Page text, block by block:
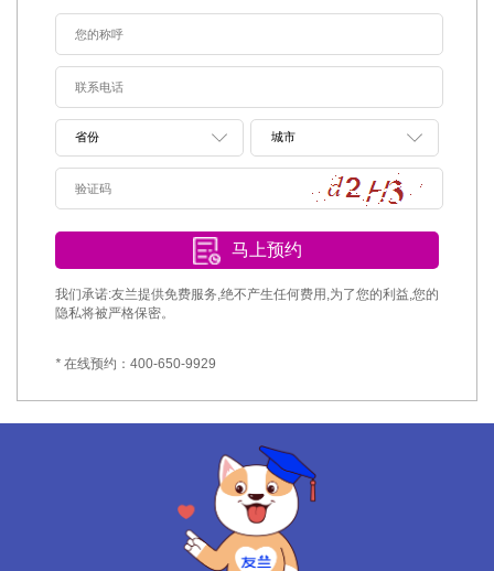
马上预约
我们承诺:友兰提供免费服务,绝不产生任何费用,为了您的利益,您的
隐私将被严格保密。
* 在线预约：400-650-9929